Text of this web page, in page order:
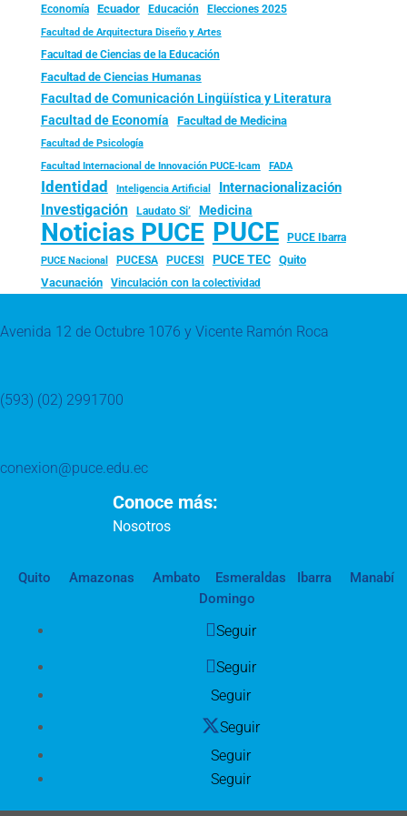
Economía Ecuador Educación Elecciones 2025
Facultad de Arquitectura Diseño y Artes
Facultad de Ciencias de la Educación
Facultad de Ciencias Humanas
Facultad de Comunicación Lingüística y Literatura
Facultad de Economía Facultad de Medicina
Facultad de Psicología
Facultad Internacional de Innovación PUCE-Icam FADA
Identidad Inteligencia Artificial Internacionalización
Investigación Laudato Si’ Medicina
Noticias PUCE PUCE PUCE Ibarra
PUCE Nacional PUCESA PUCESI PUCE TEC
Quito
Vacunación
Vinculación con la colectividad
Avenida 12 de Octubre 1076 y Vicente Ramón Roca
(593) (02) 2991700
conexion@puce.edu.ec
Conoce más:
Nosotros
Quito Amazonas Ambato Esmeraldas Ibarra
Manabí
Domingo
Seguir
Seguir
Seguir
Seguir
Seguir
Seguir